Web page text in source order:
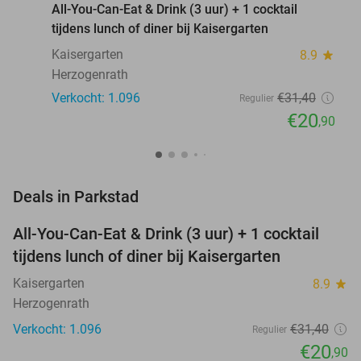
All-You-Can-Eat & Drink (3 uur) + 1 cocktail
tijdens lunch of diner bij Kaisergarten
Kaisergarten
8.9 star
Herzogenrath
Verkocht: 1.096
Regulier €31,40
€20,90
Deals in Parkstad
33%
All-You-Can-Eat & Drink (3 uur) + 1 cocktail
tijdens lunch of diner bij Kaisergarten
Kaisergarten 8.9 star
Herzogenrath
Verkocht: 1.096
Regulier €31,40
€20,90